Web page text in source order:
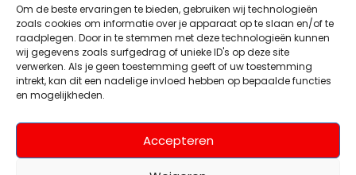
Om de beste ervaringen te bieden, gebruiken wij technologieën
zoals cookies om informatie over je apparaat op te slaan en/of te
raadplegen. Door in te stemmen met deze technologieën kunnen
wij gegevens zoals surfgedrag of unieke ID's op deze site
verwerken. Als je geen toestemming geeft of uw toestemming
intrekt, kan dit een nadelige invloed hebben op bepaalde functies
en mogelijkheden.
Accepteren
Contact
Account
Mijn account
Wenslijst